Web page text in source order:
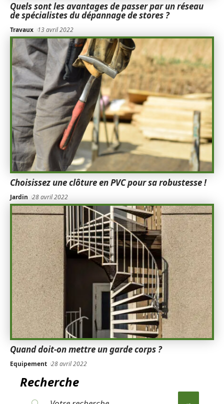
Quels sont les avantages de passer par un réseau
de spécialistes du dépannage de stores ?
Travaux 13 avril 2022
Choisissez une clôture en PVC pour sa robustesse !
Jardin 28 avril 2022
Quand doit-on mettre un garde corps ?
Equipement 28 avril 2022
Recherche